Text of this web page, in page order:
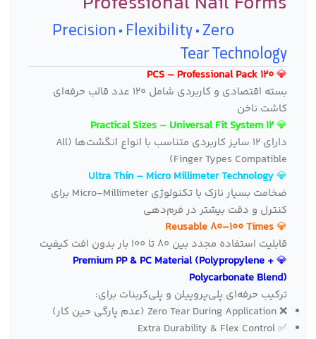
Precision • Flexibility • Zero
Tear Technology
💎
120 PCS – Professional Pack
بسته اقتصادی و کاربردی شامل 120 عدد قالب حرفه‌ای
کاشت ناخن
💎
12 Practical Sizes – Universal Fit System
دارای ۱۲ سایز کاربردی متناسب با انواع انگشت‌ها (All
Finger Types Compatible)
💎
Ultra Thin – Micro Millimeter Technology
ضخامت بسیار نازک با تکنولوژی Micro‑Millimeter برای
کنترل و دقت بیشتر در فرم‌دهی
💎
Reusable 80–100 Times
قابلیت استفاده مجدد بین ۸۰ تا ۱۰۰ بار بدون افت کیفیت
💎
Premium PP & PC Material (Polypropylene +
Polycarbonate Blend)
ترکیب حرفه‌ای پلی‌پروپیلن و پلی‌کربنات برای:
❌ Zero Tear During Application (عدم پارگی حین کار)
✅ Extra Durability & Flex Control